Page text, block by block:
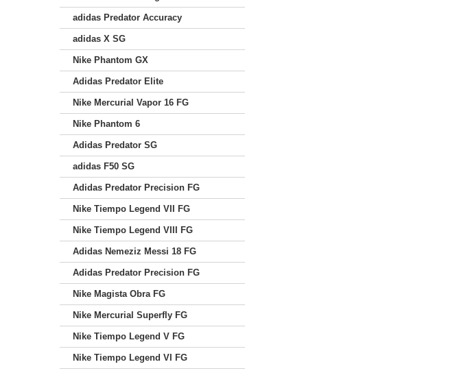
adidas Predator Accuracy
adidas X SG
Nike Phantom GX
Adidas Predator Elite
Nike Mercurial Vapor 16 FG
Nike Phantom 6
Adidas Predator SG
adidas F50 SG
Adidas Predator Precision FG
Nike Tiempo Legend VII FG
Nike Tiempo Legend VIII FG
Adidas Nemeziz Messi 18 FG
Adidas Predator Precision FG
Nike Magista Obra FG
Nike Mercurial Superfly FG
Nike Tiempo Legend V FG
Nike Tiempo Legend VI FG